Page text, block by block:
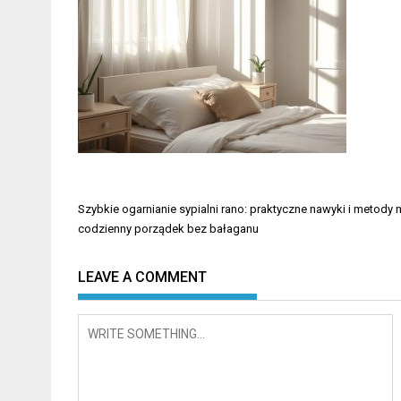
Nawigacja
wpisu
Szybkie ogarnianie sypialni rano: praktyczne nawyki i metody
codzienny porządek bez bałaganu
LEAVE A COMMENT